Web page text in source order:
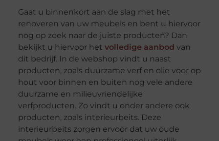
Gaat u binnenkort aan de slag met het
renoveren van uw meubels en bent u hiervoor
nog op zoek naar de juiste producten? Dan
bekijkt u hiervoor het volledige aanbod van
dit bedrijf. In de webshop vindt u naast
producten, zoals duurzame verf en olie voor op
hout voor binnen en buiten nog vele andere
duurzame en milieuvriendelijke
verfproducten. Zo vindt u onder andere ook
producten, zoals interieurbeits. Deze
interieurbeits zorgen ervoor dat uw oude